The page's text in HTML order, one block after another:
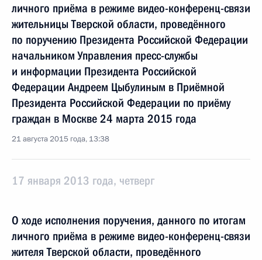
личного приёма в режиме видео-конференц-связи
жительницы Тверской области, проведённого
по поручению Президента Российской Федерации
начальником Управления пресс-службы
и информации Президента Российской
Федерации Андреем Цыбулиным в Приёмной
Президента Российской Федерации по приёму
граждан в Москве 24 марта 2015 года
21 августа 2015 года, 13:38
17 января 2013 года, четверг
О ходе исполнения поручения, данного по итогам
личного приёма в режиме видео-конференц-связи
жителя Тверской области, проведённого